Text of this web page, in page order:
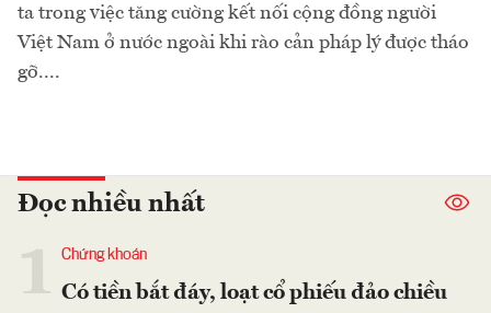
ta trong việc tăng cường kết nối cộng đồng người
Việt Nam ở nước ngoài khi rào cản pháp lý được tháo
gỡ....
Đọc nhiều nhất
Chứng khoán
Có tiền bắt đáy, loạt cổ phiếu đảo chiều